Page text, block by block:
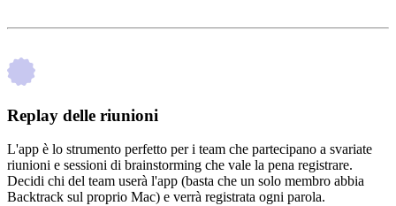
Replay delle riunioni
L'app è lo strumento perfetto per i team che partecipano a svariate
riunioni e sessioni di brainstorming che vale la pena registrare.
Decidi chi del team userà l'app (basta che un solo membro abbia
Backtrack sul proprio Mac) e verrà registrata ogni parola.